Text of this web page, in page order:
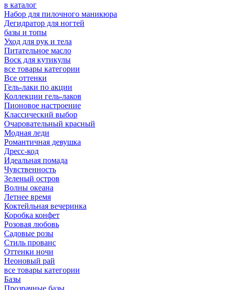
в каталог
Набор для пилочного маникюра
Дегидратор для ногтей
базы и топы
Уход для рук и тела
Питательное масло
Воск для кутикулы
все товары категории
Все оттенки
Гель-лаки по акции
Коллекции гель-лаков
Пионовое настроение
Классический выбор
Очаровательный красный
Модная леди
Романтичная девушка
Дресс-код
Идеальная помада
Чувственность
Зеленый остров
Волны океана
Летнее время
Коктейльная вечеринка
Коробка конфет
Розовая любовь
Садовые розы
Стиль прованс
Оттенки ночи
Неоновый рай
все товары категории
Базы
Прозрачные базы